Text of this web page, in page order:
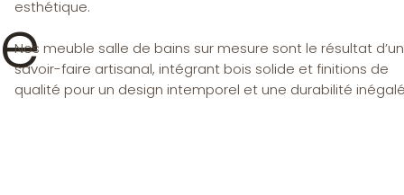
e
esthétique.
Nos meuble salle de bains sur mesure sont le résultat d’un
savoir-faire artisanal, intégrant bois solide et finitions de
qualité pour un design intemporel et une durabilité